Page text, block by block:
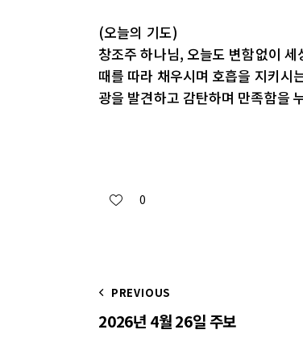
(오늘의 기도)
창조주 하나님, 오늘도 변함없이
때를 따라 채우시며 호흡을 지키시
광을 발견하고 감탄하며 만족함을
0
PREVIOUS
2026년 4월 26일 주보